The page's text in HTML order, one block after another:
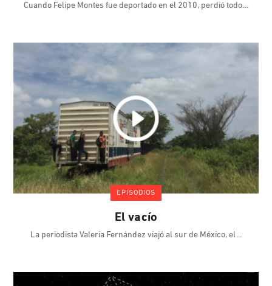
Cuando Felipe Montes fue deportado en el 2010, perdió todo
EPISODIOS
El vacío
La periodista Valeria Fernández viajó al sur de México, el